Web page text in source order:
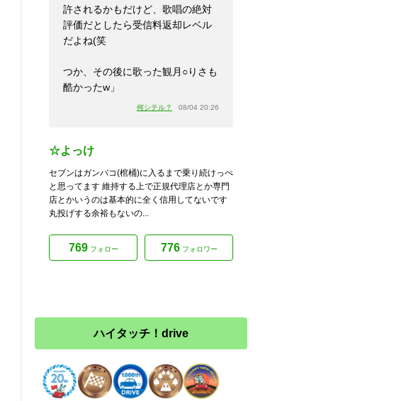
許されるかもだけど、歌唱の絶対
評価だとしたら受信料返却レベル
だよね(笑
つか、その後に歌った観月○りさも
酷かったw」
何シテル？ 08/04 20:26
☆よっけ
セブンはガンバコ(棺桶)に入るまで乗り続けっぺ
と思ってます 維持する上で正規代理店とか専門
店とかいうのは基本的に全く信用してないです
丸投げする余裕もないの...
769フォロー 776フォロワー
ハイタッチ！drive